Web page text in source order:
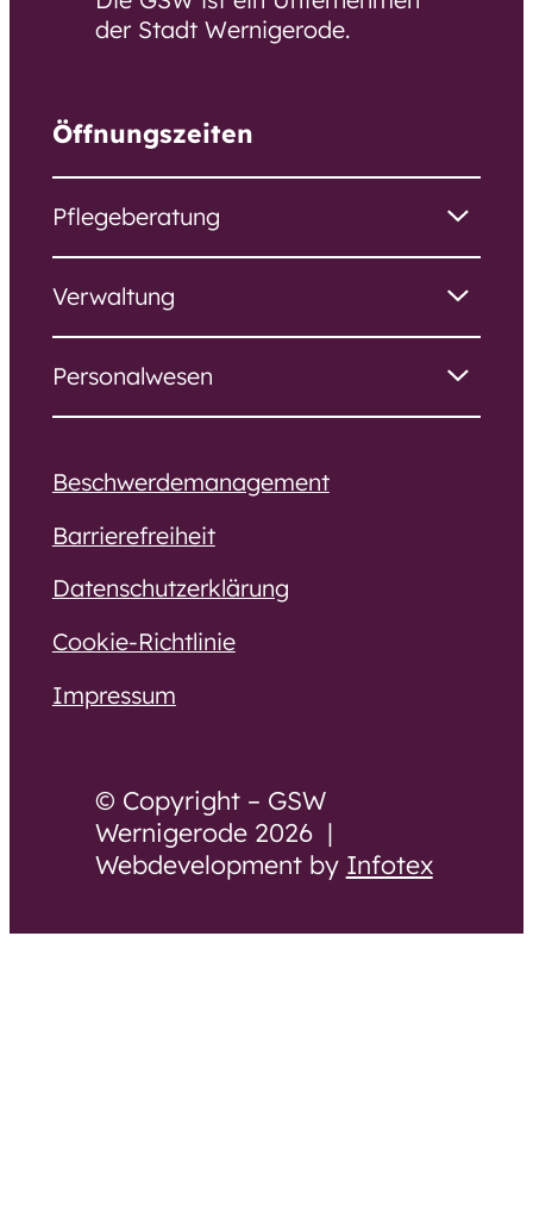
der Stadt Wernigerode.
Öffnungszeiten
Pflegeberatung
Verwaltung
Personalwesen
Beschwerdemanagement
Barrierefreiheit
Datenschutzerklärung
Cookie-Richtlinie
Impressum
© Copyright – GSW
Wernigerode 2026 |
Webdevelopment by Infotex